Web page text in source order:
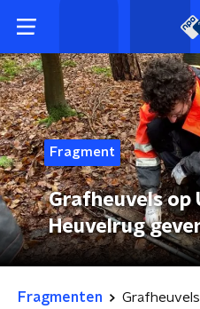
Fragment
Grafheuvels op
Heuvelrug
Fragmenten